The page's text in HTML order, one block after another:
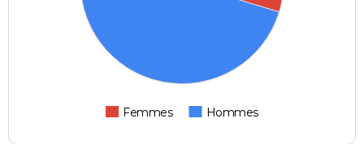
Femmes Hommes